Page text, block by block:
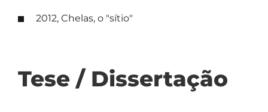
2012, Chelas, o "sítio"
Tese / Dissertação